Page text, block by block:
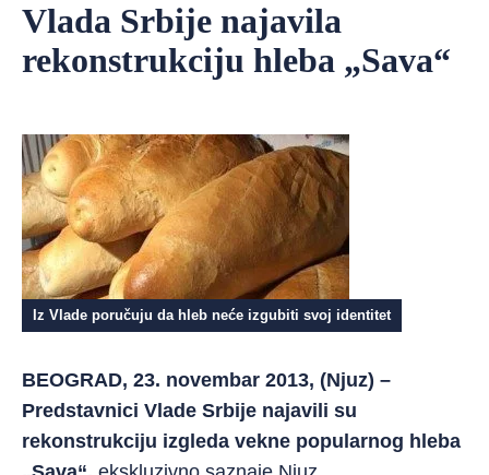
Vlada Srbije najavila
rekonstrukciju hleba „Sava“
Iz Vlade poručuju da hleb neće izgubiti svoj identitet
BEOGRAD, 23. novembar 2013, (Njuz) –
Predstavnici Vlade Srbije najavili su
rekonstrukciju izgleda vekne popularnog hleba